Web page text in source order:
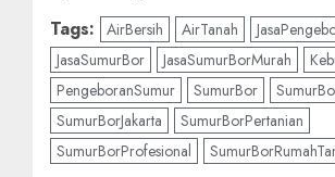
Tags: AirBersih AirTanah
JasaSumurBor
JasaSumurBorMurah
PengeboranSumur
SumurBor
SumurBorJakarta
SumurBorPertanian
SumurBorProfesional